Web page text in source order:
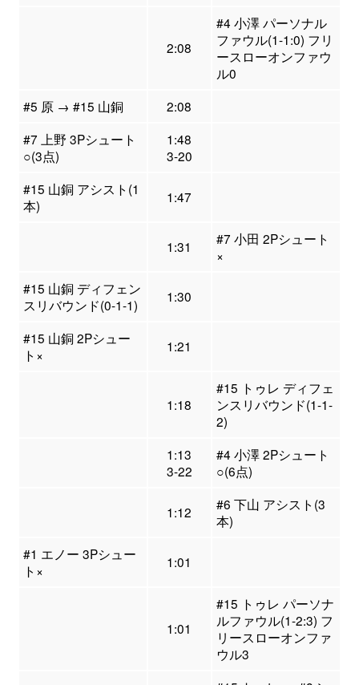
2:08
#4 小澤 パーソナル
ファウル(1-1:0) フリ
ースローオンファウ
ル0
#5 原 → #15 山銅
2:08
#7 上野 3Pシュート
○(3点)
1:48
3-20
#15 山銅 アシスト(1
本)
1:47
1:31
#7 小田 2Pシュート
×
#15 山銅 ディフェン
スリバウンド(0-1-1)
1:30
#15 山銅 2Pシュー
ト×
1:21
1:18
#15 トゥレ ディフェ
ンスリバウンド(1-1-
2)
1:13
3-22
#4 小澤 2Pシュート
○(6点)
1:12
#6 下山 アシスト(3
本)
#1 エノー 3Pシュー
ト×
1:01
1:01
#15 トゥレ パーソナ
ルファウル(1-2:3) フ
リースローオンファ
ウル3